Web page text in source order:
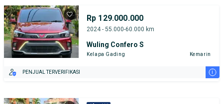
Rp 129.000.000
2024 - 55.000-60.000 km
Wuling Confero S
Kelapa Gading Kemarin
PENJUAL TERVERIFIKASI i